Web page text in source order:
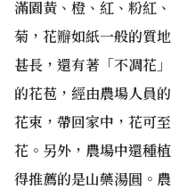
滿園黃、橙、紅、粉紅
菊，花瓣如紙一般的質
甚長，還有著「不凋花
的花苞，經由農場人員
花束，帶回家中，花可
花。另外，農場中還種
得推薦的是山藥湯圓。